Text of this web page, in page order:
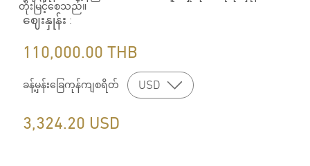
တိုးမြင့်စေသည်။
ဈေးနှုန်း :
110,000.00 THB
ခန့်မှန်းခြေကုန်ကျစရိတ် USD
3,324.20 USD